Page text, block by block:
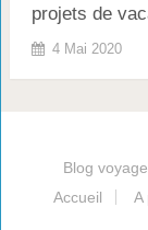
projets de
4 Mai 2020
Blog voyage
Accueil
A